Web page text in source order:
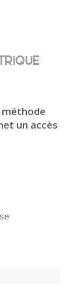
un accès